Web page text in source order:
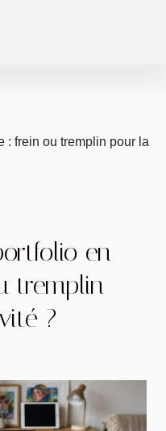
: frein ou tremplin pour la
en
tremplin
?